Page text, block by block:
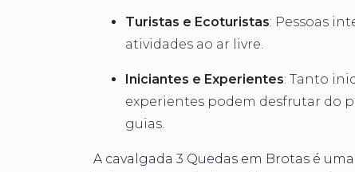
Turistas e Ecoturistas: Pessoas
atividades ao ar livre.
Iniciantes e Experientes: Tanto
experientes podem desfrutar do
guias.
A cavalgada 3 Quedas em Brotas é